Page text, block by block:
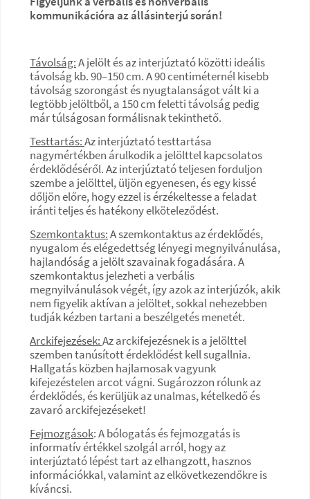
kommunikációra az állásinterjú során!
Távolság:A jelölt és az interjúztató közötti ideális
távolság kb. 90–150 cm. A 90 centiméternél kisebb
távolság szorongást és nyugtalanságot vált ki a
legtöbb jelöltből, a 150 cm feletti távolság pedig
már túlságosan formálisnak tekinthető.
Testtartás:Az interjúztató testtartása
nagymértékben árulkodik a jelölttel kapcsolatos
érdeklődéséről. Az interjúztató teljesen forduljon
szembe a jelölttel, üljön egyenesen, és egy kissé
dőljön előre, hogy ezzel is érzékeltesse a feladat
iránti teljes és hatékony elköteleződést.
Szemkontaktus:A szemkontaktus az érdeklődés,
nyugalom és elégedettség lényegi megnyilvánulása,
hajlandóság a jelölt szavainak fogadására. A
szemkontaktus jelezheti a verbális
megnyilvánulások végét, így azok az interjúzók, akik
nem figyelik aktívan a jelöltet, sokkal nehezebben
tudják kézben tartani a beszélgetés menetét.
Arckifejezések:Az arckifejezésnek is a jelölttel
szemben tanúsított érdeklődést kell sugallnia.
Hallgatás közben hajlamosak vagyunk
kifejezéstelen arcot vágni. Sugározzon rólunk az
érdeklődés, és kerüljük az unalmas, kételkedő és
zavaró arckifejezéseket!
Fejmozgások: A bólogatás és fejmozgatás is
informatív értékkel szolgál arról, hogy az
interjúztató lépést tart az elhangzott, hasznos
információkkal, valamint az elkövetkezendőkre is
kíváncsi.